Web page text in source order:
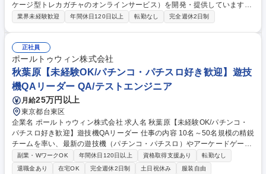
ケージ型トレカガチャのオンラインサービス）を開発・提供しています。
「エンタメ×デジタル」の領域で日本一を目指す当社にて《ユーザーサポ
品質向上を推進する裁量の大きなポジションです。 【具体的には】■メー
ル・チャットでの問合せ対応や各種調整 ■不正対策や本人確認フローなど
安全性向上の運用改善 ■問合せデータの分析、FAQやテンプレ整備 ■開発
チームへの改善提案など 募集職種 【ユーザーサポート】オンライントレ
カ/エンタメ/急成長中★
業界未経験歓迎 年間休日120日以上 転勤なし 完全週休2日制
正社員
ポールトゥウィン株式会社
秋葉原【未経験OK/パチンコ・パチスロ好き歓迎】遊技
機QAリーダー QA/テストエンジニア
月給25万円以上
東京都台東区
企業名 ポールトゥウィン株式会社 求人名 秋葉原【未経験OK/パチンコ・
パチスロ好き歓迎】遊技機QAリーダー 仕事の内容 10名～50名規模の精鋭
チームを率い、最新の遊技機（パチンコ・パチスロ）やアーケードゲーム
が、設計通り、かつ「最高に面白い状態」で動作するかを統括する司令塔
です。 【具体的なミッション】■プロジェクトの設計・提案■攻めのプロ
副業・WワークOK 年間休日120日以上 資格取得支援あり
転勤なし
退職金あり
在宅OK 完全週休2日制 土日祝休み 服装自由